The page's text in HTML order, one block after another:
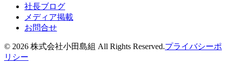
社長ブログ
メディア掲載
お問合せ
© 2026 株式会社小田島組 All Rights Reserved.プライバシーポ
リシー